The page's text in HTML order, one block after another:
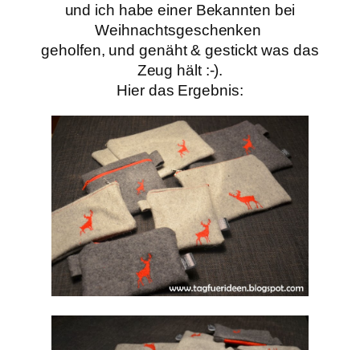
und ich habe einer Bekannten bei
Weihnachtsgeschenken
geholfen, und genäht & gestickt was das
Zeug hält :-).
Hier das Ergebnis: